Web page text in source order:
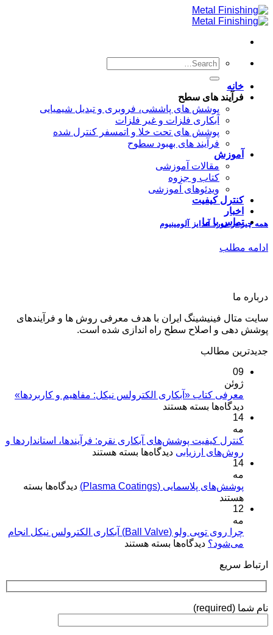
Skip
to
خانه
فرآیند های سطح
پوشش های پاششی، فروبری و تبدیل شیمیایی
آبکاری فلزات و غیر فلزات
پوشش های تحت خلا و اتمسفر کنترل شده
فرآیند های بهبود سطوح
آموزش
مقالات آموزشی
کتاب و جزوه
ویدئوهای آموزشی
کنترل کیفیت
اخبار
تماس با ما
همه چیز در مورد آندایز آلومینیوم
ادامه مطلب
درباره ما
سایت متال فینیشینگ ایران با هدف معرفی روش ها و فرآیندهای
پوشش دهی و اصلاح سطح راه اندازی شده است.
جدیدترین مطالب
09
ژوئن
معرفی کتاب «آبکاری الکترولس نیکل: مفاهیم و کاربردها»
دیدگاه‌ها برای
«آبکاری
الکترولس
و
بسته هستند
14
مه
کنترل کیفیت پوشش‌های آبکاری نقره: فرآیندها، استانداردها و
روش‌های ارزیابی دیدگاه‌ها برای
پوشش‌های
استانداردها
و
بسته هستند
14
مه
پوشش‌های پلاسمایی (Plasma Coatings)
دیدگاه‌ها برای
Coatings)
بسته
هستند
12
مه
چرا روی توپی‌ ولو (Ball Valve) آبکاری الکترولس نیکل انجام
می‌شود؟ دیدگاه‌ها برای
ولو
بسته هستند
ارتباط سریع
نام شما (required)